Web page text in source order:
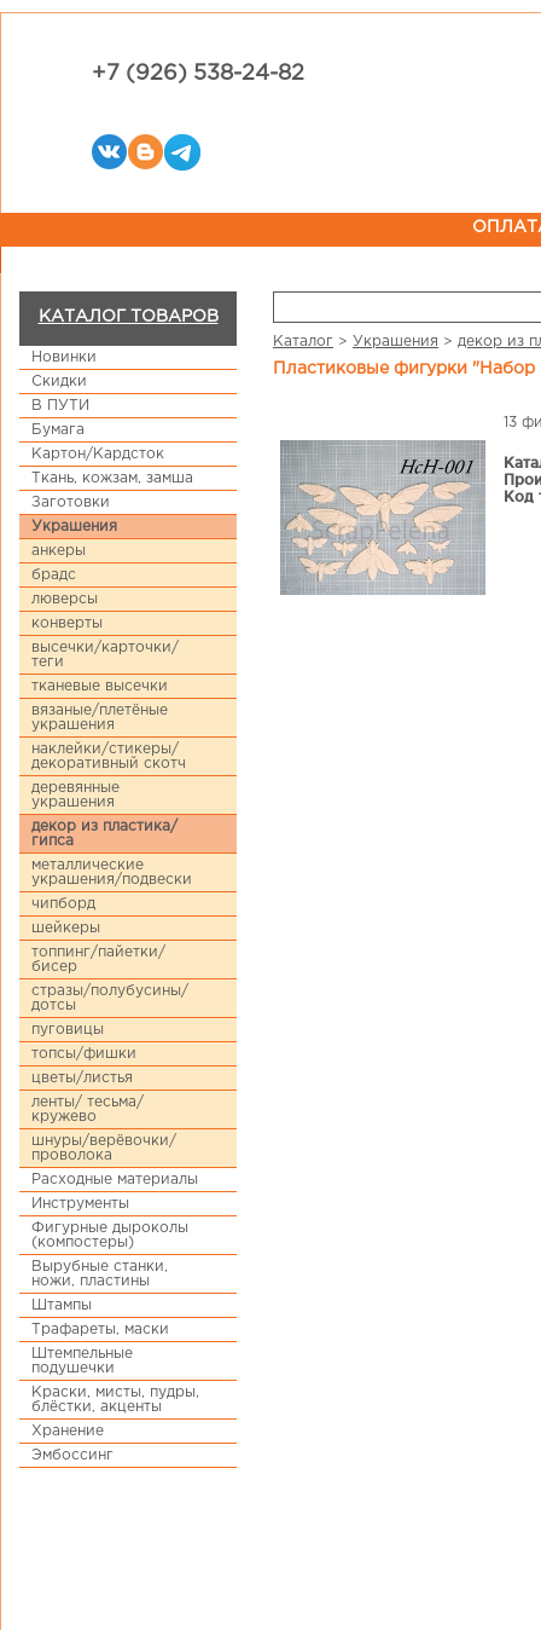
+7 (926) 538-24-82
КАТАЛОГ ТОВАРОВ
Новинки
Скидки
В ПУТИ
Бумага
Картон/Кардсток
Ткань, кожзам, замша
Заготовки
Украшения
анкеры
брадс
люверсы
конверты
высечки/карточки/
теги
тканевые высечки
вязаные/плетёные
украшения
наклейки/стикеры/
декоративный скотч
деревянные
украшения
декор из пластика/
гипса
металлические
украшения/подвески
чипборд
шейкеры
топпинг/пайетки/
бисер
стразы/полубусины/
дотсы
пуговицы
топсы/фишки
цветы/листья
ленты/ тесьма/
кружево
шнуры/верёвочки/
проволока
Расходные материалы
Инструменты
Фигурные дыроколы
(компостеры)
Вырубные станки,
ножи, пластины
Штампы
Трафареты, маски
Штемпельные
подушечки
Краски, мисты, пудры,
блёстки, акценты
Хранение
Эмбоссинг
Каталог > Украшения > декор из
Пластиковые фигурки
13
Код